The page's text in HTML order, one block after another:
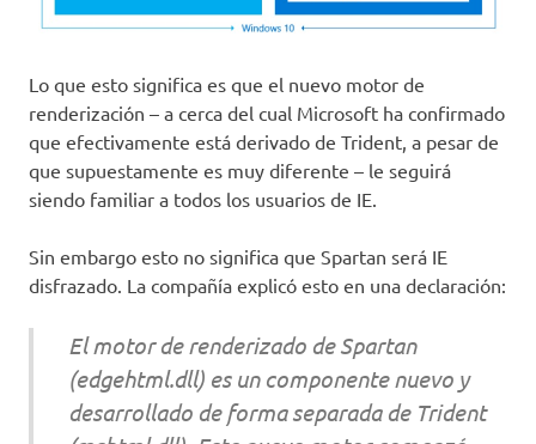
Lo que esto significa es que el nuevo motor de
renderización – a cerca del cual Microsoft ha confirmado
que efectivamente está derivado de Trident, a pesar de
que supuestamente es muy diferente – le seguirá
siendo familiar a todos los usuarios de IE.
Sin embargo esto no significa que Spartan será IE
disfrazado. La compañía explicó esto en una declaración:
El motor de renderizado de Spartan
(edgehtml.dll) es un componente nuevo y
desarrollado de forma separada de Trident